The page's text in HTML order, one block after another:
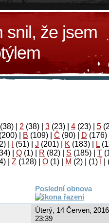
snil, že jsem
(38) 2 (38) 3 (23) 4 (23) 5
B (109) Č (90) D (176)
(51) J (201) K (183) L
Q (1) R (82) S (185) T
Z (128) Ο (1) М (2)
(1)
Poslední obnova
Úterý, 14 Červen,
23:39